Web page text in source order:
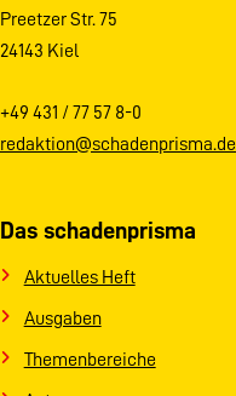
Preetzer Str. 75
24143 Kiel
+49 431 / 77 57 8-0
redaktion@schadenprisma.de
Das schadenprisma
Aktuelles Heft
Ausgaben
Themenbereiche